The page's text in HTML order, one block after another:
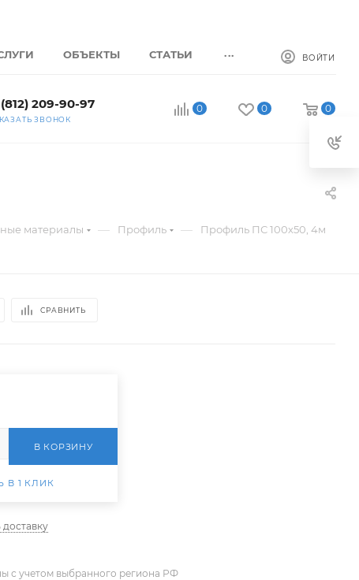
ОБЪЕКТЫ СТАТЬИ ... ВОЙТИ
209-90-97
ЗВОНОК
0 0 0
материалы — Профиль — Профиль ПС 100х50, 4м
СРАВНИТЬ
В КОРЗИНУ
В 1 КЛИК
доставку
с учетом выбранного региона РФ